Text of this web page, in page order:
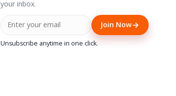
your inbox.
Join Now→
Unsubscribe anytime in one click.